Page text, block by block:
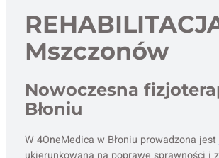
Mszczonów
Nowoczesna
Błoniu
W 4OneMedica w Błoniu prowadzona jest